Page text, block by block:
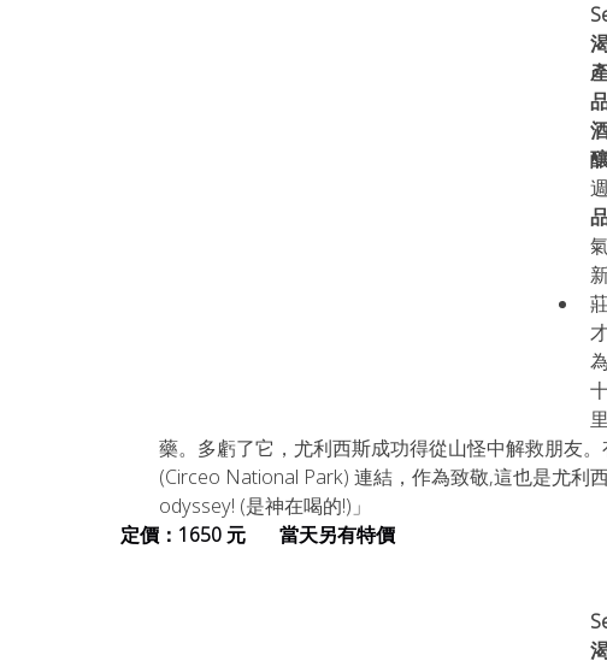
藥。多虧了它，尤利西斯成功得從山怪中解救朋友
(Circeo National Park) 連結，作為致敬,這也是尤利
odyssey! (是神在喝的!)」
定價：1650 元       當天另有特價